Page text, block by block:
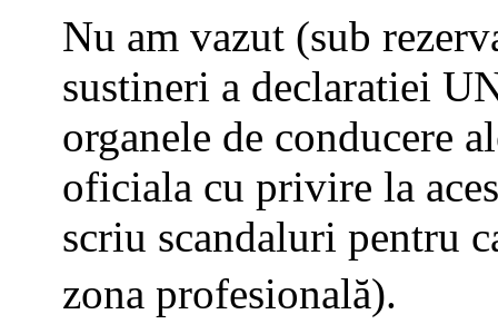
Nu am vazut (sub
sustineri a declaratiei
organele de conducere
oficiala cu privire la
scriu scandaluri pentru
zona profesională).